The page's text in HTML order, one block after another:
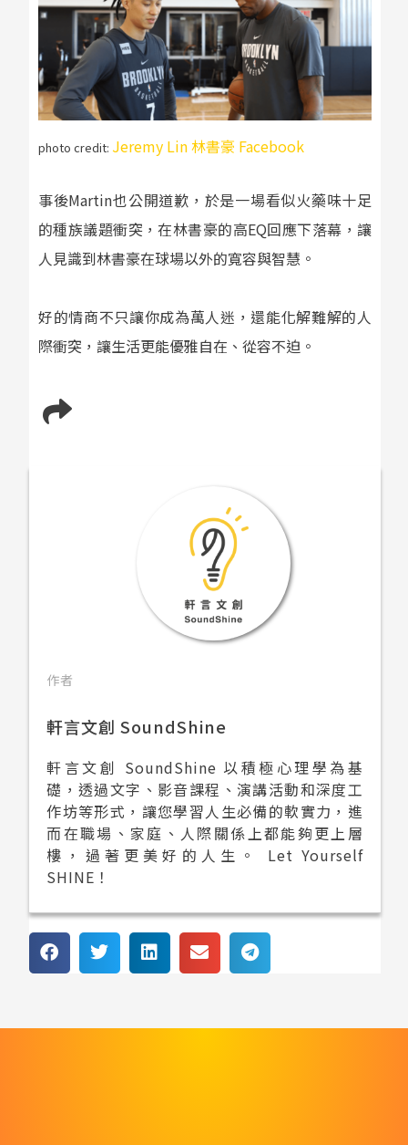
photo credit: Jeremy Lin 林書豪 Facebook
事後Martin也公開道歉，於是一場看似火藥味十足
的種族議題衝突，在林書豪的高EQ回應下落幕，讓
人見識到林書豪在球場以外的寬容與智慧。
好的情商不只讓你成為萬人迷，還能化解難解的人
際衝突，讓生活更能優雅自在、從容不迫。
作者
軒言文創 SoundShine
軒言文創 SoundShine 以積極心理學為基
礎，透過文字、影音課程、演講活動和深度工
作坊等形式，讓您學習人生必備的軟實力，進
而在職場、家庭、人際關係上都能夠更上層
樓，過著更美好的人生。 Let Yourself
SHINE！